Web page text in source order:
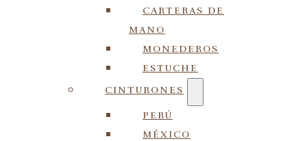
CARTERAS DE
MANO
MONEDEROS
ESTUCHE
CINTURONES
PERÚ
MÉXICO